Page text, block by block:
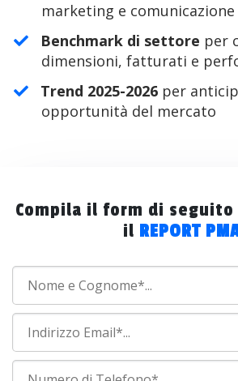
marketing e
Benchmark di settore per
dimensioni, fatturati e
Trend 2025-2026 per
opportunità del mercato
Compila il form di seguito
il REPORT